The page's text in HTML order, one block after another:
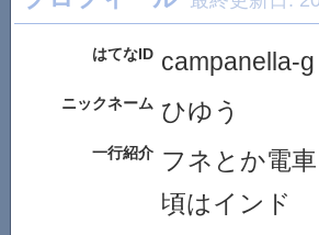
はてなID campanella-g
ニックネーム ひゆう
一行紹介 フネとか電
頃はインド